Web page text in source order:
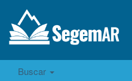
Buscar